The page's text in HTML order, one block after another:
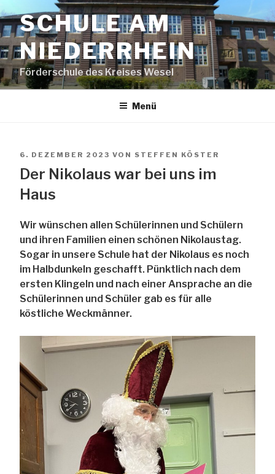
Inhalt
springen
SCHULE AM
NIEDERRHEIN
Förderschule des Kreises Wesel
Menü
VERÖFFENTLICHT
AM
6. DEZEMBER 2023 VON STEFFEN KÖSTER
Der Nikolaus war bei uns im
Haus
Wir wünschen allen Schülerinnen und Schülern
und ihren Familien einen schönen Nikolaustag.
Sogar in unsere Schule hat der Nikolaus es noch
im Halbdunkeln geschafft. Pünktlich nach dem
ersten Klingeln und nach einer Ansprache an die
Schülerinnen und Schüler gab es für alle
köstliche Weckmänner.